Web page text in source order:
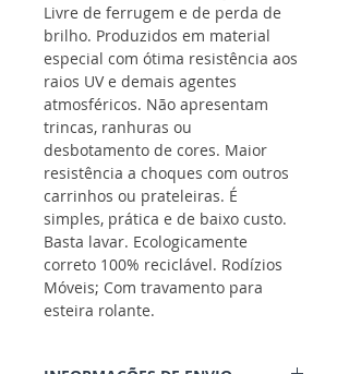
Livre de ferrugem e de perda de
brilho. Produzidos em material
especial com ótima resistência aos
raios UV e demais agentes
atmosféricos. Não apresentam
trincas, ranhuras ou
desbotamento de cores. Maior
resistência a choques com outros
carrinhos ou prateleiras. É
simples, prática e de baixo custo.
Basta lavar. Ecologicamente
correto 100% reciclável. Rodízios
Móveis; Com travamento para
esteira rolante.